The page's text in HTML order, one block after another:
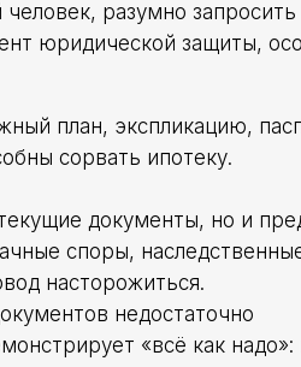
разумно
юридической защиты,
план, экспликацию,
сорвать ипотеку.
документы, но и
споры,
насторожиться.
недостаточно
«всё как